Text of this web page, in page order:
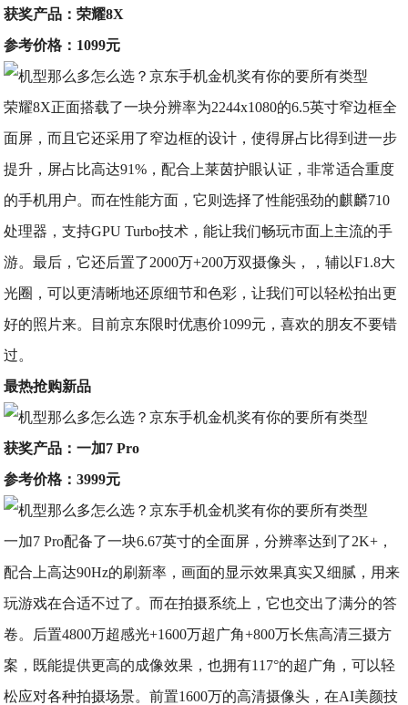
获奖产品：荣耀8X
参考价格：1099元
荣耀8X正面搭载了一块分辨率为2244x1080的6.5英寸窄边框全
面屏，而且它还采用了窄边框的设计，使得屏占比得到进一步
提升，屏占比高达91%，配合上莱茵护眼认证，非常适合重度
的手机用户。而在性能方面，它则选择了性能强劲的麒麟710
处理器，支持GPU Turbo技术，能让我们畅玩市面上主流的手
游。最后，它还后置了2000万+200万双摄像头，，辅以F1.8大
光圈，可以更清晰地还原细节和色彩，让我们可以轻松拍出更
好的照片来。目前京东限时优惠价1099元，喜欢的朋友不要错
过。
最热抢购新品
获奖产品：一加7 Pro
参考价格：3999元
一加7 Pro配备了一块6.67英寸的全面屏，分辨率达到了2K+，
配合上高达90Hz的刷新率，画面的显示效果真实又细腻，用来
玩游戏在合适不过了。而在拍摄系统上，它也交出了满分的答
卷。后置4800万超感光+1600万超广角+800万长焦高清三摄方
案，既能提供更高的成像效果，也拥有117°的超广角，可以轻
松应对各种拍摄场景。前置1600万的高清摄像头，在AI美颜技